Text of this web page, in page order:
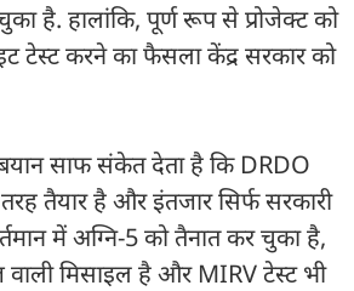
है. हालांकि, पूर्ण रूप से प्रोजेक्ट को
टेस्ट करने का फैसला केंद्र सरकार को
साफ संकेत देता है कि DRDO
तैयार है और इंतजार सिर्फ सरकारी
में अग्नि-5 को तैनात कर चुका है,
मिसाइल है और MIRV टेस्ट भी